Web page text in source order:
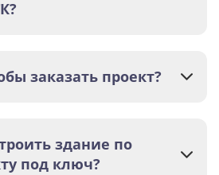
заказать проект?
здание по
под ключ?